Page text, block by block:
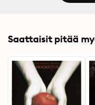
Saattaisit pitää